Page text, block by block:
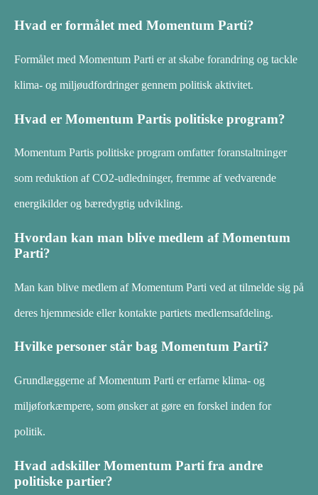
Hvad er formålet med Momentum Parti?
Formålet med Momentum Parti er at skabe forandring og tackle
klima- og miljøudfordringer gennem politisk aktivitet.
Hvad er Momentum Partis politiske program?
Momentum Partis politiske program omfatter foranstaltninger
som reduktion af CO2-udledninger, fremme af vedvarende
energikilder og bæredygtig udvikling.
Hvordan kan man blive medlem af Momentum
Parti?
Man kan blive medlem af Momentum Parti ved at tilmelde sig på
deres hjemmeside eller kontakte partiets medlemsafdeling.
Hvilke personer står bag Momentum Parti?
Grundlæggerne af Momentum Parti er erfarne klima- og
miljøforkæmpere, som ønsker at gøre en forskel inden for
politik.
Hvad adskiller Momentum Parti fra andre
politiske partier?